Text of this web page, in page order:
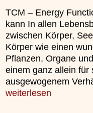
TCM – Energy
kann In allen
zwischen Körper,
Körper wie einen
Pflanzen, Organe
einem ganz allein für
ausgewogenem
weiterlesen